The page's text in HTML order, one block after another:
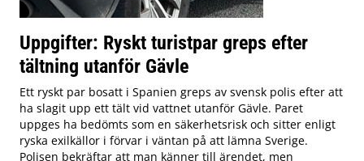
Uppgifter: Ryskt turistpar greps efter
tältning utanför Gävle
Ett ryskt par bosatt i Spanien greps av svensk polis efter att
ha slagit upp ett tält vid vattnet utanför Gävle. Paret
uppges ha bedömts som en säkerhetsrisk och sitter enligt
ryska exilkällor i förvar i väntan på att lämna Sverige.
Polisen bekräftar att man känner till ärendet, men